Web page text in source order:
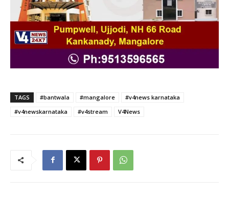
TAGS #bantwala #mangalore
#v4news karnataka
#v4newskarnataka
#v4stream V4News